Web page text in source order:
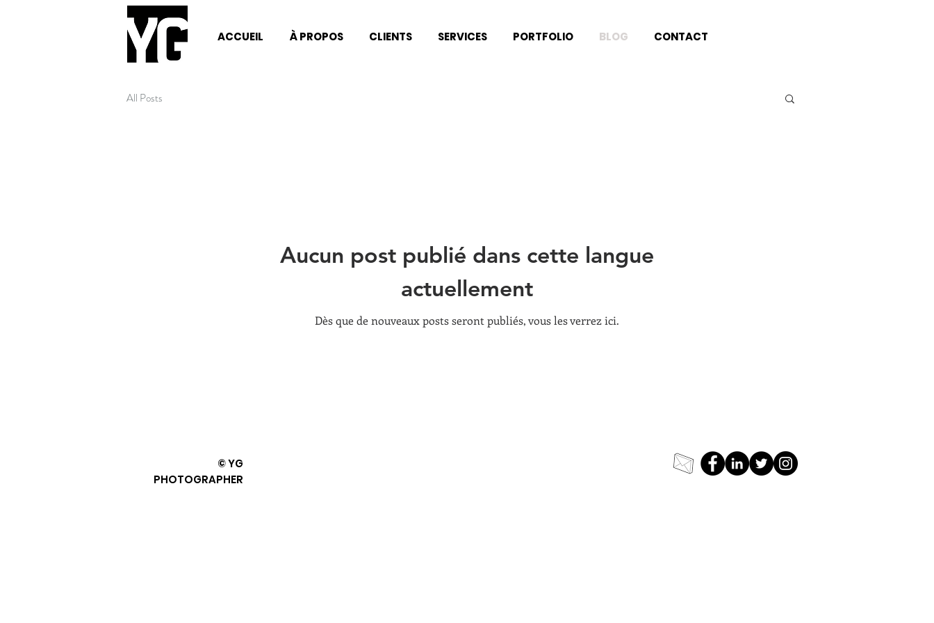
ACCUEIL À PROPOS CLIENTS SERVICES PORTFOLIO BLOG CONTACT
All Posts
Aucun post publié dans cette langue
actuellement
Dès que de nouveaux posts seront publiés, vous les verrez ici.
© YG
PHOTOGRAPHER